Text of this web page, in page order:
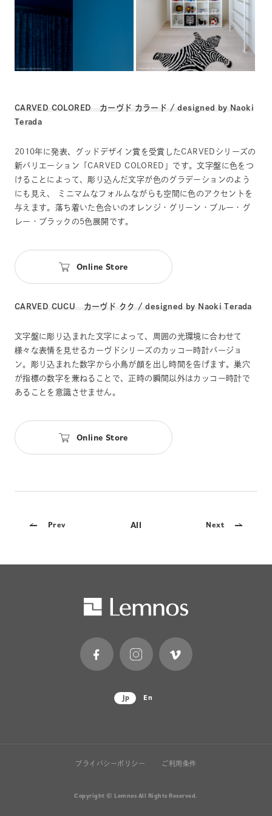
CARVED COLORED カーヴド カラード / designed by Naoki
Terada
2010年に発表、グッドデザイン賞を受賞したCARVEDシリーズの
新バリエーション「CARVED COLORED」です。文字盤に色をつ
けることによって、彫り込んだ文字が色のグラデーションのよう
にも見え、 ミニマムなフォルムながらも空間に色のアクセントを
与えます。落ち着いた色合いのオレンジ・グリーン・ブルー・グ
レー・ブラックの5色展開です。
Online Store
CARVED CUCU カーヴド クク / designed by Naoki Terada
文字盤に彫り込まれた文字によって、周囲の光環境に合わせて
様々な表情を見せるカーヴドシリーズのカッコー時計バージョ
ン。彫り込まれた数字から小鳥が顔を出し時間を告げます。巣穴
が指標の数字を兼ねることで、正時の瞬間以外はカッコー時計で
あることを意識させません。
Online Store
Prev All Next
Jp En
プライバシーポリシー ご利用条件
Copyright © Lemnos All Rights Reserved.